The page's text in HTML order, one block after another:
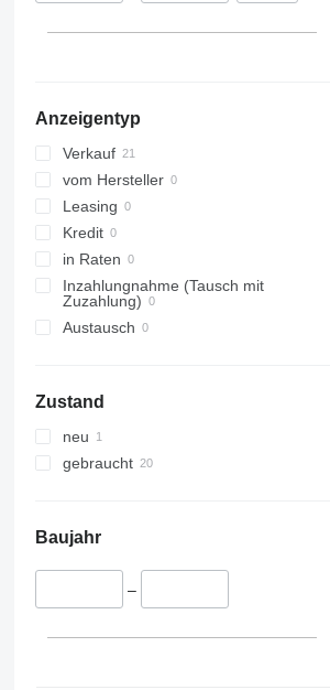
Anzeigentyp
Verkauf
vom Hersteller
Leasing
Kredit
in Raten
Inzahlungnahme (Tausch mit
Zuzahlung)
Austausch
Zustand
neu
gebraucht
Baujahr
–